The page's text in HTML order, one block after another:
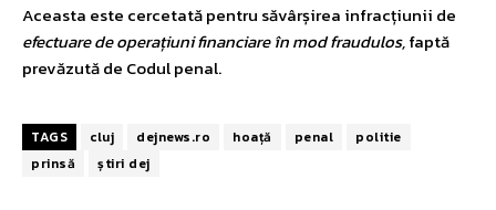
Aceasta este cercetată pentru săvârșirea infracțiunii de
efectuare de operațiuni financiare în mod fraudulos,faptă
prevăzută de Codul penal.
TAGS cluj dejnews.ro hoață penal
politie
prinsă
știri dej